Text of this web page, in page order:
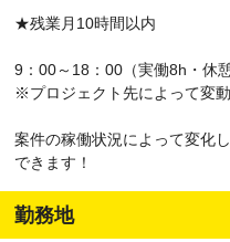
★残業月10時間以内
9：00～18：00（実働8h・休憩
※プロジェクト先によって変
案件の稼働状況によって変化
できます！
勤務地